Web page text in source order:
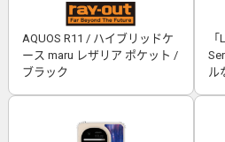
AQUOS R11 / ハイブリッドケ
ース maru レザリア ポケット /
ブラック
ル